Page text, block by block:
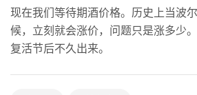
现在我们等待期酒价格。历史上当波
候，立刻就会涨价，问题只是涨多少
复活节后不久出来。